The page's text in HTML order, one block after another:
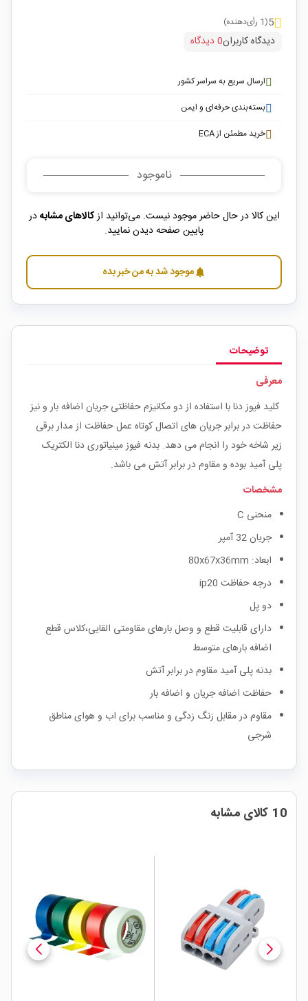
5(1 رأی‌دهنده)
دیدگاه کاربران0 دیدگاه
ارسال سریع به سراسر کشور
بسته‌بندی حرفه‌ای و ایمن
خرید مطمئن از ECA
ناموجود
این کالا در حال حاضر موجود نیست. می‌توانید ازکالاهای مشابهدر
پایین صفحه دیدن نمایید.
notificationsموجود شد به من خبر بده
توضیحات
معرفی
کلید فیوز دنا با استفاده از دو مکانیزم حفاظتی جریان اضافه بار و نیز
حفاظت در برابر جریان های اتصال کوتاه عمل حفاظت از مدار برقی
زیر شاخه خود را انجام می دهد. بدنه فیوز مینیاتوری دنا الکتریک
پلی آمید بوده و مقاوم در برابر آتش می باشد.
مشخصات
منحنی C
جریان 32 آمپر
ابعاد: 80x67x36mm
درجه حفاظت ip20
دو پل
دارای قابلیت قطع و وصل بارهای مقاومتی القایی،کلاس قطع
اضافه بارهای متوسط
بدنه پلی آمید مقاوم در برابر آتش
حفاظت اضافه جریان و اضافه بار
مقاوم در مقابل زنگ زدگی و مناسب برای اب و هوای مناطق
شرجی
10 کالای مشابه